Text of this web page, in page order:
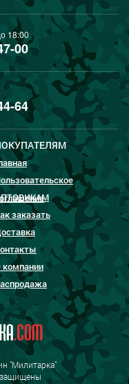
18:00
00
64
заказать
компании
"Милитарка"